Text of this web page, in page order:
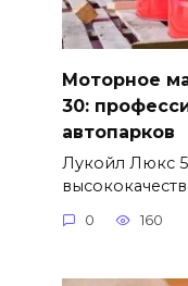
Моторное
30:
автопарков
Лукойл Люкс
0 160